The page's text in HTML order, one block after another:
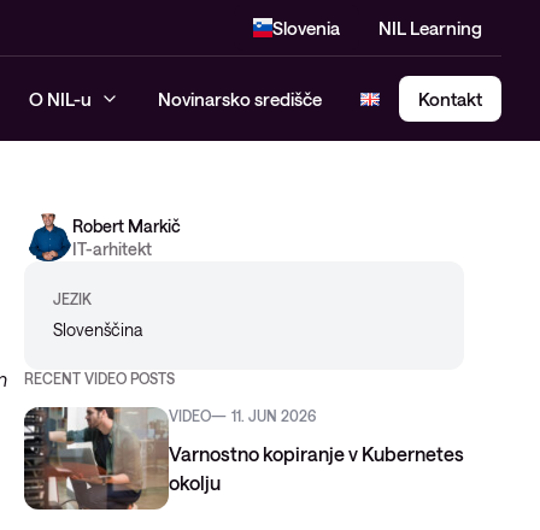
Slovenia NIL Learning
SASE – Secure Access Service
O NIL-u Novinarsko središče Kontakt
Robert Markič
IT-arhitekt
JEZIK
Slovenščina
RECENT VIDEO POSTS
VIDEO 11. JUN 2026
Varnostno kopiranje v Kubernetes
okolju